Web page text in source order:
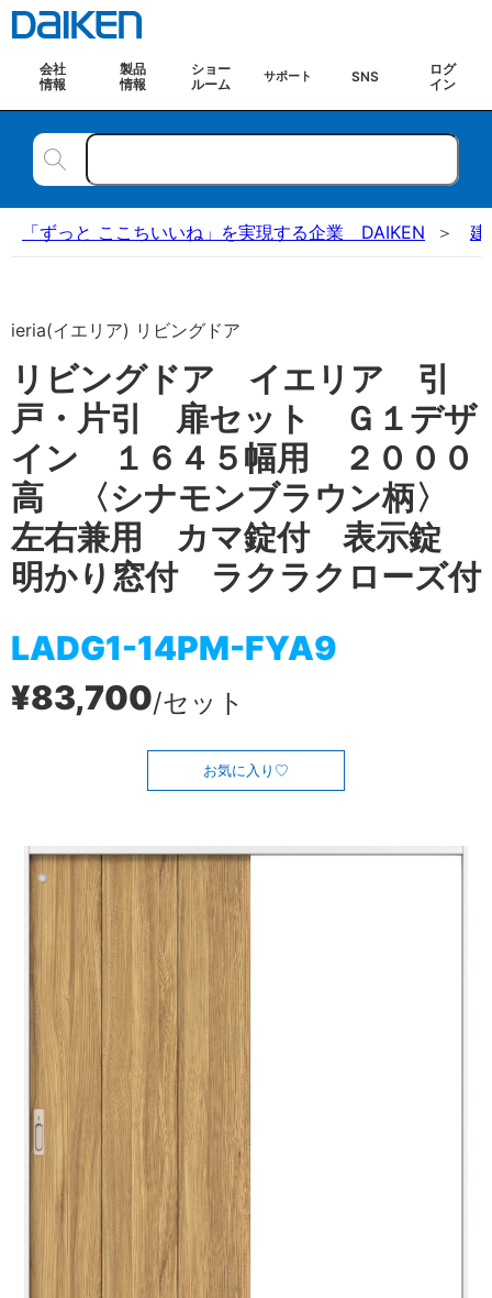
会社
情報
製品
情報
ショー
ルーム
サポート SNS
ログ
イン
「ずっと ここちいいね」を実現する企業 DAIKEN 建
ieria(イエリア) リビングドア
リビングドア イエリア 引
戸・片引 扉セット Ｇ１デザ
イン １６４５幅用 ２０００
高 〈シナモンブラウン柄〉
左右兼用 カマ錠付 表示錠
明かり窓付 ラクラクローズ付
LADG1-14PM-FYA9
¥83,700/セット
お気に入り